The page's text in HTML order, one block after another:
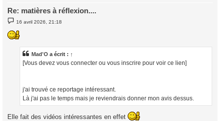
Re: matières à réflexion....
M
e
s
s
16 avril 2026, 21:18
Mad'O a écrit : ↑
[Vous devez vous connecter ou vous inscrire pour voir ce lien]
j'ai trouvé ce reportage intéressant.
Là j'ai pas le temps mais je reviendrais donner mon avis dessus.
Elle fait des vidéos intéressantes en effet